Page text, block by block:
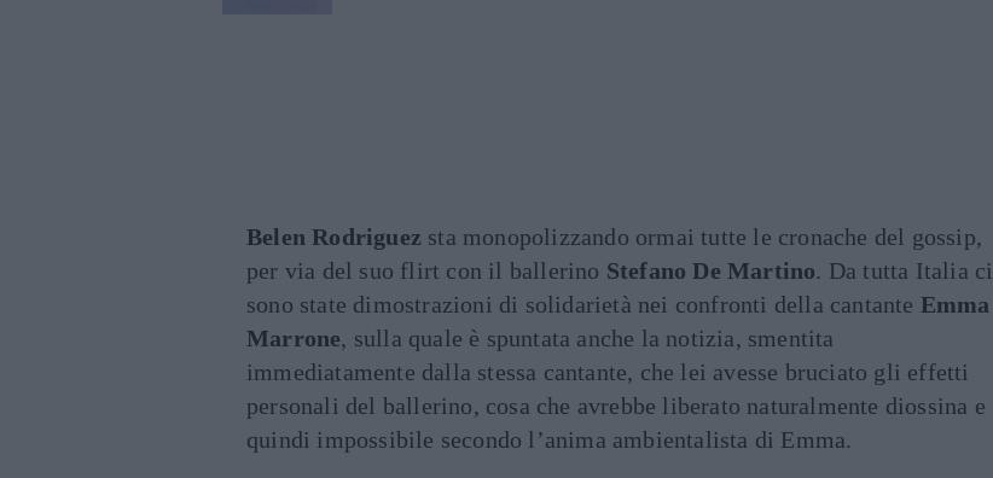
Belen Rodriguez sta monopolizzando ormai tutte le cronache del gossip,
per via del suo flirt con il ballerino Stefano De Martino. Da tutta Italia ci
sono state dimostrazioni di solidarietà nei confronti della cantante Emma
Marrone, sulla quale è spuntata anche la notizia, smentita
immediatamente dalla stessa cantante, che lei avesse bruciato gli effetti
personali del ballerino, cosa che avrebbe liberato naturalmente diossina e
quindi impossibile secondo l’anima ambientalista di Emma.